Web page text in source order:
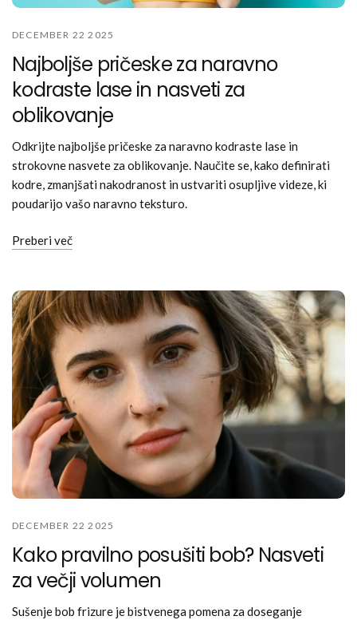
DECEMBER 22 2025
Najboljše pričeske za naravno
kodraste lase in nasveti za
oblikovanje
Odkrijte najboljše pričeske za naravno kodraste lase in
strokovne nasvete za oblikovanje. Naučite se, kako definirati
kodre, zmanjšati nakodranost in ustvariti osupljive videze, ki
poudarijo vašo naravno teksturo.
Preberi več
DECEMBER 22 2025
Kako pravilno posušiti bob? Nasveti
za večji volumen
Sušenje bob frizure je bistvenega pomena za doseganje